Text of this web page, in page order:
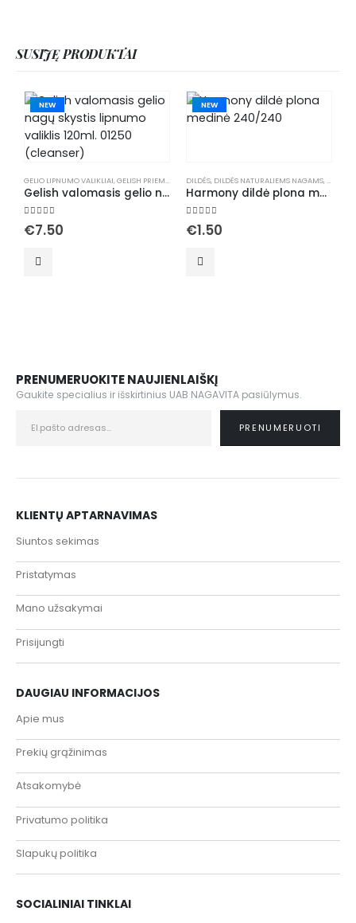
SUSIJĘ PRODUKTAI
NEW
GELIO LIPNUMO VALIKLIAI,GELISH PRIEMONĖS ,MANIKIŪRAS,NAGŲ PRIAUGINIMO PRIEMONĖS
Gelish valomasis gelio nagų skystis lipnumo valiklis 120ml. 01250 (cleanser)
5.00 out of 5
€7.50
NEW
DILDĖS, DILDĖS NATURALIEMS NAGAMS,GELISH
Harmony dildė plona medinė 240/240
5.00 out of 5
€1.50
PRENUMERUOKITE NAUJIENLAIŠKĮ
Gaukite specialius ir išskirtinius UAB NAGAVITA pasiūlymus.
KLIENTŲ APTARNAVIMAS
Siuntos sekimas
Pristatymas
Mano užsakymai
Prisijungti
DAUGIAU INFORMACIJOS
Apie mus
Prekių grąžinimas
Atsakomybė
Privatumo politika
Slapukų politika
SOCIALINIAI TINKLAI